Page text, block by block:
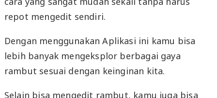
repot mengedit sendiri.
Dengan menggunakan Aplikasi ini kamu bisa
lebih banyak mengeksplor berbagai gaya
rambut sesuai dengan keinginan kita.
Selain bisa mengedit rambut, kamu juga bisa